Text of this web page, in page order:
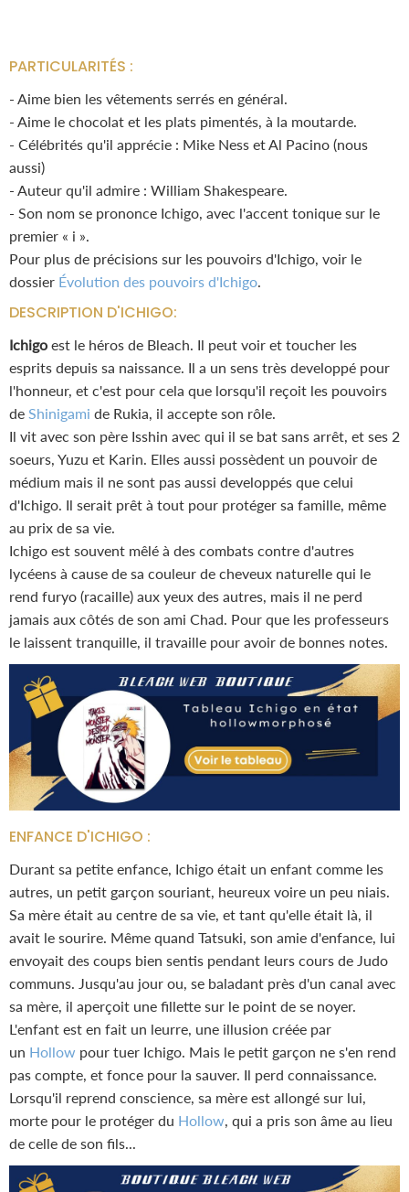
PARTICULARITÉS :
- Aime bien les vêtements serrés en général.
- Aime le chocolat et les plats pimentés, à la moutarde.
- Célébrités qu'il apprécie : Mike Ness et Al Pacino (nous
aussi)
- Auteur qu'il admire : William Shakespeare.
- Son nom se prononce Ichigo, avec l'accent tonique sur le
premier « i ».
Pour plus de précisions sur les pouvoirs d'Ichigo, voir le
dossier Évolution des pouvoirs d'Ichigo.
DESCRIPTION D'ICHIGO:
Ichigo est le héros de Bleach. Il peut voir et toucher les
esprits depuis sa naissance. Il a un sens très developpé pour
l'honneur, et c'est pour cela que lorsqu'il reçoit les pouvoirs
de Shinigami de Rukia, il accepte son rôle.
Il vit avec son père Isshin avec qui il se bat sans arrêt, et ses 2
soeurs, Yuzu et Karin. Elles aussi possèdent un pouvoir de
médium mais il ne sont pas aussi developpés que celui
d'Ichigo. Il serait prêt à tout pour protéger sa famille, même
au prix de sa vie.
Ichigo est souvent mêlé à des combats contre d'autres
lycéens à cause de sa couleur de cheveux naturelle qui le
rend furyo (racaille) aux yeux des autres, mais il ne perd
jamais aux côtés de son ami Chad. Pour que les professeurs
le laissent tranquille, il travaille pour avoir de bonnes notes.
ENFANCE D'ICHIGO :
Durant sa petite enfance, Ichigo était un enfant comme les
autres, un petit garçon souriant, heureux voire un peu niais.
Sa mère était au centre de sa vie, et tant qu'elle était là, il
avait le sourire. Même quand Tatsuki, son amie d'enfance, lui
envoyait des coups bien sentis pendant leurs cours de Judo
communs. Jusqu'au jour ou, se baladant près d'un canal avec
sa mère, il aperçoit une fillette sur le point de se noyer.
L'enfant est en fait un leurre, une illusion créée par
un Hollow pour tuer Ichigo. Mais le petit garçon ne s'en rend
pas compte, et fonce pour la sauver. Il perd connaissance.
Lorsqu'il reprend conscience, sa mère est allongé sur lui,
morte pour le protéger du Hollow, qui a pris son âme au lieu
de celle de son fils...